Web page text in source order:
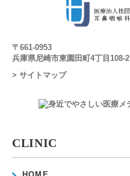
〒661-0953
兵庫県尼崎市東園田町4丁目108-2
> サイトマップ
CLINIC